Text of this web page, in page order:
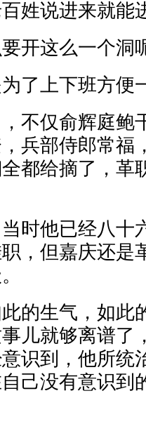
姓说进来就能
开这么一个洞
了上下班方便
不仅俞辉庭鲍
兵部侍郎常福
都给摘了，革
时他已经八十
，但嘉庆还是
的生气，如此
儿就够离谱了
识到，他所统
己没有意识到